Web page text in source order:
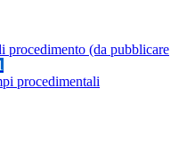
procedimento (da pubblicare
procedimentali